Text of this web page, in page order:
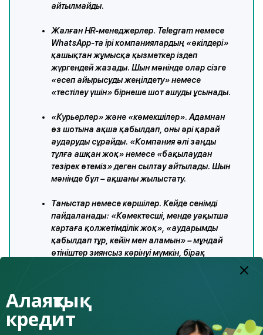
айтылмайды.
Жалған HR-менеджерлер. Telegram немесе
WhatsApp-та ірі компаниялардың «өкілдері»
қашықтан жұмысқа қызметкер іздеп
жүргендей жазады. Шын мәнінде олар сізге
«есеп айырысуды жеңілдету» немесе
«тестілеу үшін» бірнеше шот ашуды ұсынады.
«Курьерлер» және «көмекшілер». Адамнан
өз шотына ақша қабылдап, оны әрі қарай
аударуды сұрайды. «Компания әлі заңды
тұлға ашқан жоқ» немесе «бақылаудан
тезірек өтеміз» деген сылтау айтылады. Шын
мәнінде бұл – ақшаны жылыстату.
Таныстар немесе көршілер. Кейде сенімді
пайдаланады: «Көмектесші, менде уақытша
картаға қолжетімділік жоқ», «аударымды
қабылдап тұр, кейін мен аламын» – мұндай
өтініштер зиянсыз көрінуі мүмкін, бірақ
Негізгі қармақ – «оңай ақша». Сізге «қызмет» үшін 10
000-нан 100 000 теңгеге дейін уәде етеді. Дәл осындай
Алаяқтық
кредит